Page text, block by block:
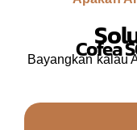
Cofea
Bayangkan kalau